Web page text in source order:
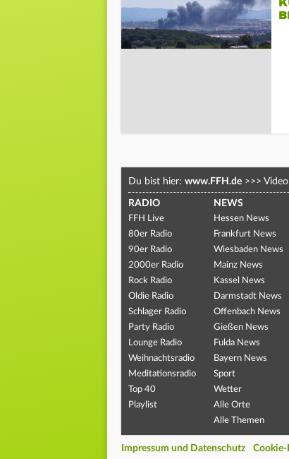
Du bist hier: www.FFH.de >>> Video
RADIO
FFH Live
80er Radio
90er Radio
2000er Radio
Rock Radio
Oldie Radio
Schlager Radio
Party Radio
Lounge Radio
Weihnachtsradio
Meditationsradio
Top 40
Playlist
NEWS
Hessen News
Frankfurt News
Wiesbaden News
Mainz News
Kassel News
Darmstadt News
Offenbach News
Gießen News
Fulda News
Bayern News
Sport
Wetter
Alle Orte
Alle Themen
Impressum und Datenschutz Cookie-